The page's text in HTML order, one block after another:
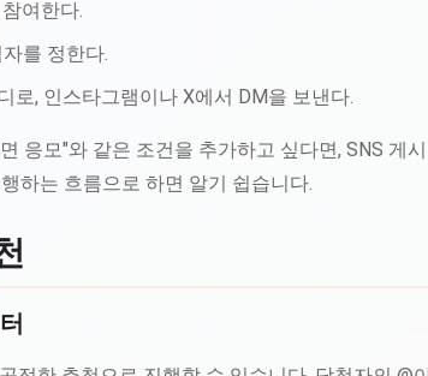
여한다.
를 정한다.
로, 인스타그램이나 X에서 DM을 보낸다.
응모"와 같은 조건을 추가하고 싶다면, SNS 게
하는 흐름으로 하면 알기 쉽습니다.